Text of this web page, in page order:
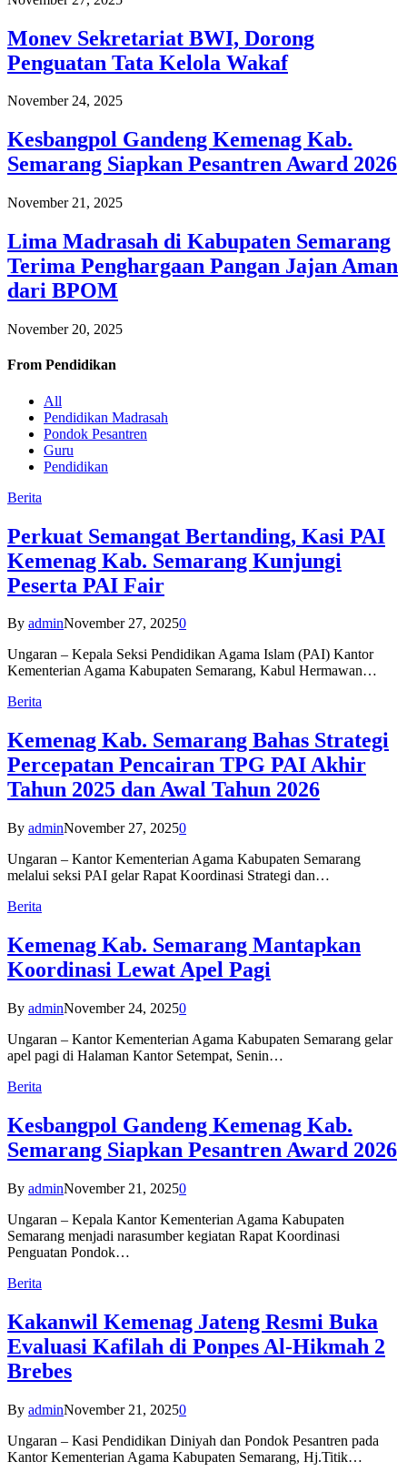
Monev Sekretariat BWI, Dorong
Penguatan Tata Kelola Wakaf
November 24, 2025
Kesbangpol Gandeng Kemenag Kab.
Semarang Siapkan Pesantren Award 2026
November 21, 2025
Lima Madrasah di Kabupaten Semarang
Terima Penghargaan Pangan Jajan Aman
dari BPOM
November 20, 2025
From Pendidikan
All
Pendidikan Madrasah
Pondok Pesantren
Guru
Pendidikan
Berita
Perkuat Semangat Bertanding, Kasi PAI
Kemenag Kab. Semarang Kunjungi
Peserta PAI Fair
By adminNovember 27, 20250
Ungaran – Kepala Seksi Pendidikan Agama Islam (PAI) Kantor
Kementerian Agama Kabupaten Semarang, Kabul Hermawan…
Berita
Kemenag Kab. Semarang Bahas Strategi
Percepatan Pencairan TPG PAI Akhir
Tahun 2025 dan Awal Tahun 2026
By adminNovember 27, 20250
Ungaran – Kantor Kementerian Agama Kabupaten Semarang
melalui seksi PAI gelar Rapat Koordinasi Strategi dan…
Berita
Kemenag Kab. Semarang Mantapkan
Koordinasi Lewat Apel Pagi
By adminNovember 24, 20250
Ungaran – Kantor Kementerian Agama Kabupaten Semarang gelar
apel pagi di Halaman Kantor Setempat, Senin…
Berita
Kesbangpol Gandeng Kemenag Kab.
Semarang Siapkan Pesantren Award 2026
By adminNovember 21, 20250
Ungaran – Kepala Kantor Kementerian Agama Kabupaten
Semarang menjadi narasumber kegiatan Rapat Koordinasi
Penguatan Pondok…
Berita
Kakanwil Kemenag Jateng Resmi Buka
Evaluasi Kafilah di Ponpes Al-Hikmah 2
Brebes
By adminNovember 21, 20250
Ungaran – Kasi Pendidikan Diniyah dan Pondok Pesantren pada
Kantor Kementerian Agama Kabupaten Semarang, Hj.Titik…